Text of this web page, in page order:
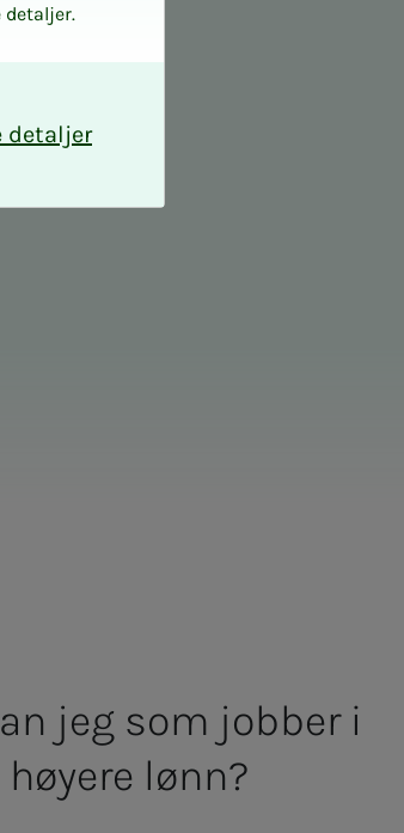
jeg som jobber i
lønn?
detaljer.
detaljer